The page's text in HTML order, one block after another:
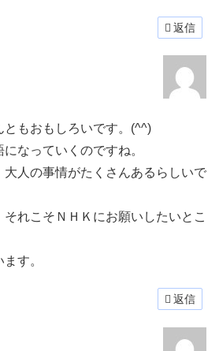
返信
ともおもしろいです。(^^)
なっていくのですね。
人の事情がたくさんあるらしいで
れこそＮＨＫにお願いしたいとこ
す。
返信